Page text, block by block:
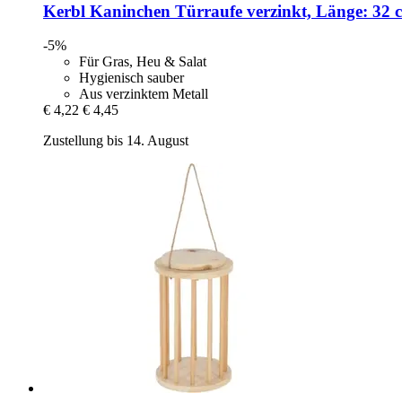
Kerbl Kaninchen Türraufe verzinkt, Länge: 32
-5%
Für Gras, Heu & Salat
Hygienisch sauber
Aus verzinktem Metall
€ 4,22 € 4,45
Zustellung bis 14. August